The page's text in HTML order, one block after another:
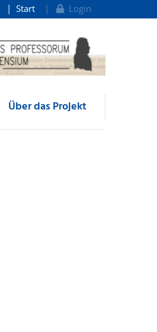
Start Login
Über das Projekt